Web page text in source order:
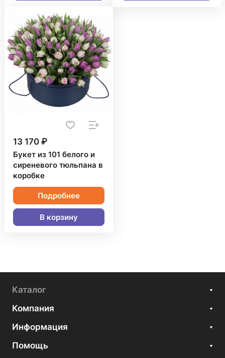
13 170 ₽
Букет из 101 белого и
сиреневого тюльпана в
коробке
Подробнее
В корзину
Каталог
Компания
Информация
Помощь